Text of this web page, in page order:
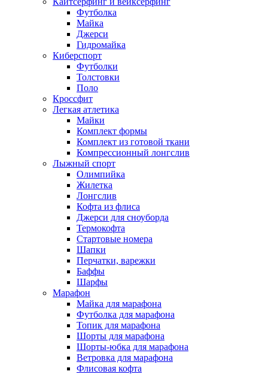
Футболка
Майка
Джерси
Гидромайка
Киберспорт
Футболки
Толстовки
Поло
Кроссфит
Легкая атлетика
Майки
Комплект формы
Комплект из готовой ткани
Компрессионный лонгслив
Лыжный спорт
Олимпийка
Жилетка
Лонгслив
Кофта из флиса
Джерси для сноуборда
Термокофта
Стартовые номера
Шапки
Перчатки, варежки
Баффы
Шарфы
Марафон
Майка для марафона
Футболка для марафона
Топик для марафона
Шорты для марафона
Шорты-юбка для марафона
Ветровка для марафона
Флисовая кофта